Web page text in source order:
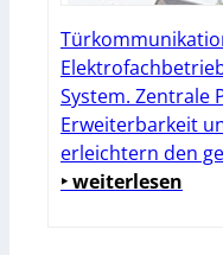
System. Zentrale
Erweiterbarkeit
erleichtern den
‣ weiterlesen